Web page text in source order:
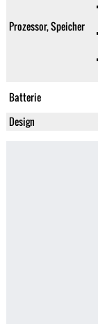
Prozessor, Speicher
Batterie
Design